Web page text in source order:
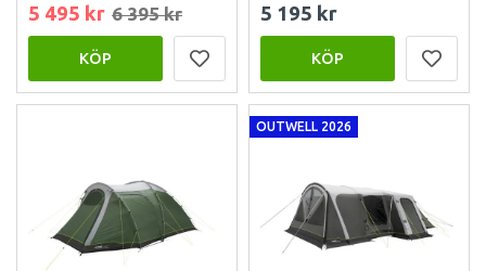
5 495 kr 6 395 kr
KÖP
5 195 kr
KÖP
OUTWELL 2026